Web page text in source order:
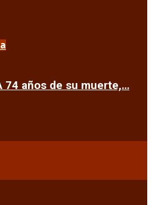
74 años de su muerte,…